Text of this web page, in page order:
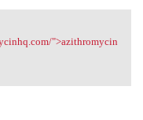
">azithromycin